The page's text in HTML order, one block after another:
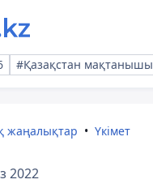
#Қазақстан мақтанышы
жаңалықтар Үкімет
2022